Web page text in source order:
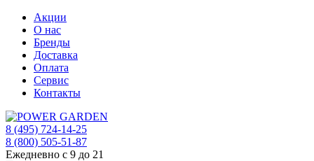
Акции
О нас
Бренды
Доставка
Оплата
Сервис
Контакты
8 (495) 724-14-25
8 (800) 505-51-87
Ежедневно с 9 до 21